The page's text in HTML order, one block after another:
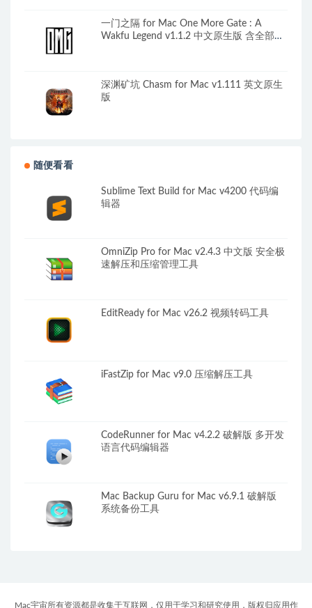
一门之隔 for Mac One More Gate : A
Wakfu Legend v1.1.2 中文原生版 含全部
深渊矿坑 Chasm for Mac v1.111 英文原生
版
随便看看
Sublime Text Build for Mac v4200 代码编
辑器
OmniZip Pro for Mac v2.4.3 中文版 安全极
速解压和压缩管理工具
EditReady for Mac v26.2 视频转码工具
iFastZip for Mac v9.0 压缩解压工具
CodeRunner for Mac v4.2.2 破解版 多开发
语言代码编辑器
Mac Backup Guru for Mac v6.9.1 破解版
系统备份工具
Mac宇宙所有资源都是收集于互联网，仅用于学习和研究使用，版权归应用作